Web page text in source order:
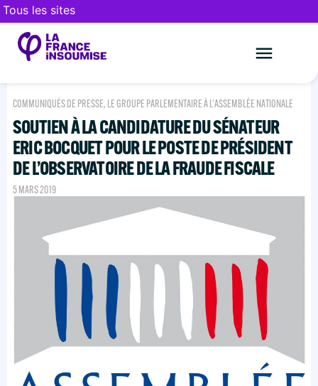
Tous les sites
COMMUNIQUÉS DE PRESSE, LE GROUPE PARLEMENTAIRE À L'ASSEMBLÉE NATIONALE
SOUTIEN À LA CANDIDATURE DU SÉNATEUR
ERIC BOCQUET POUR LE POSTE DE PRÉSIDENT
DE L’OBSERVATOIRE DE LA FRAUDE FISCALE
5 MARS 2019